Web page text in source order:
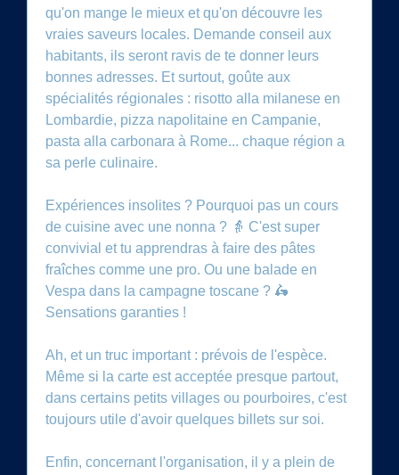
qu'on mange le mieux et qu'on découvre les
vraies saveurs locales. Demande conseil aux
habitants, ils seront ravis de te donner leurs
bonnes adresses. Et surtout, goûte aux
spécialités régionales : risotto alla milanese en
Lombardie, pizza napolitaine en Campanie,
pasta alla carbonara à Rome... chaque région a
sa perle culinaire.
Expériences insolites ? Pourquoi pas un cours
de cuisine avec une nonna ? 👵 C'est super
convivial et tu apprendras à faire des pâtes
fraîches comme une pro. Ou une balade en
Vespa dans la campagne toscane ? 🛵
Sensations garanties !
Ah, et un truc important : prévois de l'espèce.
Même si la carte est acceptée presque partout,
dans certains petits villages ou pourboires, c'est
toujours utile d'avoir quelques billets sur soi.
Enfin, concernant l'organisation, il y a plein de